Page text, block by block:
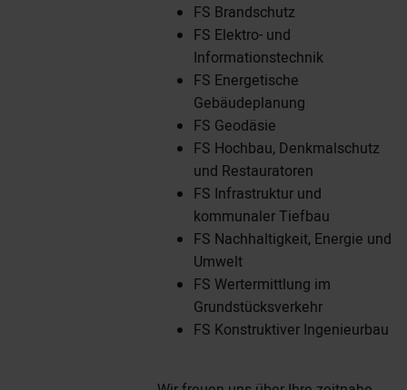
FS Brandschutz
FS Elektro- und
Informationstechnik
FS Energetische
Gebäudeplanung
FS Geodäsie
FS Hochbau, Denkmalschutz
und Restauratoren
FS Infrastruktur und
kommunaler Tiefbau
FS Nachhaltigkeit, Energie und
Umwelt
FS Wertermittlung im
Grundstücksverkehr
FS Konstruktiver Ingenieurbau